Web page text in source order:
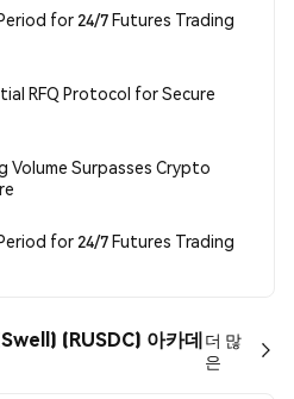
for 24/7 Futures Trading
RFQ Protocol for Secure
Volume Surpasses Crypto
for 24/7 Futures Trading
(RUSDC) 아카데더 많
은